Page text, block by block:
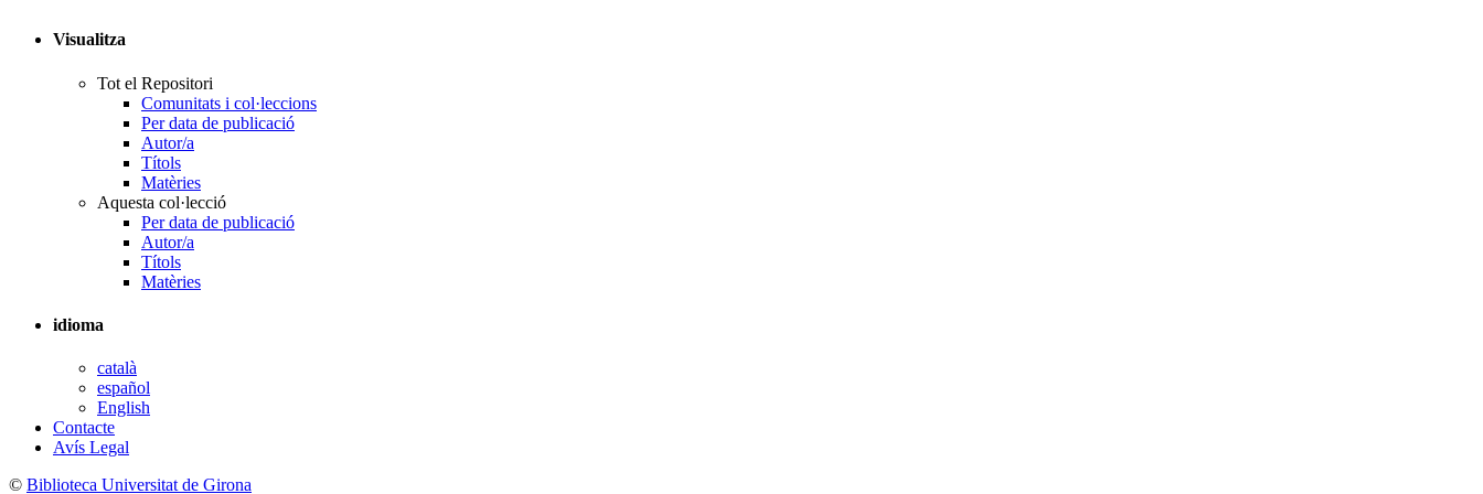
Visualitza
Tot el Repositori
Comunitats i col·leccions
Per data de publicació
Autor/a
Títols
Matèries
Aquesta col·lecció
Per data de publicació
Autor/a
Títols
Matèries
idioma
català
español
English
Contacte
Avís Legal
© Biblioteca Universitat de Girona